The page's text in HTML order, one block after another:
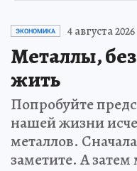
ЭКОНОМИКА 4 августа 2026
Металлы,
жить
Попробуйте
нашей жизни
металлов.
заметите. А